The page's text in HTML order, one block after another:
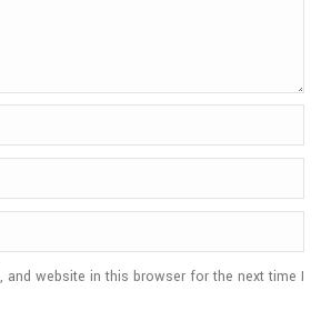
and website in this browser for the next time I